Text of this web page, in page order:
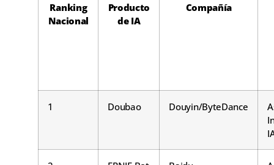
Ranking
Nacional
Producto
de IA
Compañía
1 Doubao Douyin/ByteDance